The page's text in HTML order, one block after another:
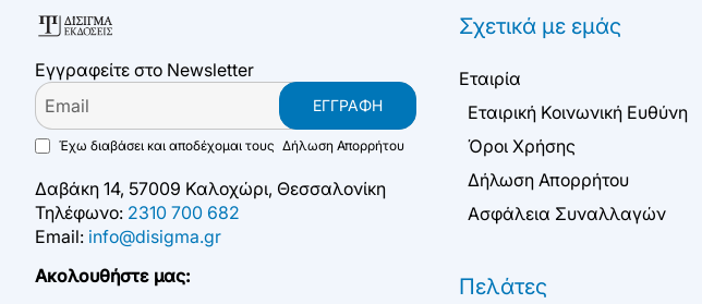
Εγγραφείτε στο Newsletter
Email
ΕΓΓΡΑΦΉ
Έχω διαβάσει και αποδέχομαι τους Δήλωση Απορρήτου
Δαβάκη 14, 57009 Καλοχώρι, Θεσσαλονίκη
Τηλέφωνο: 2310 700 682
Email: info@disigma.gr
Ακολουθήστε μας:
Σχετικά με εμάς
Εταιρία
Εταιρική Κοινωνική Ευθύνη
Όροι Χρήσης
Δήλωση Απορρήτου
Ασφάλεια Συναλλαγών
Πελάτες